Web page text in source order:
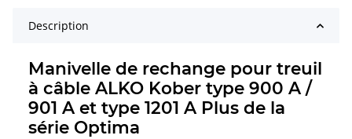
Description
Manivelle de rechange pour treuil
à câble ALKO Kober type 900 A /
901 A et type 1201 A Plus de la
série Optima